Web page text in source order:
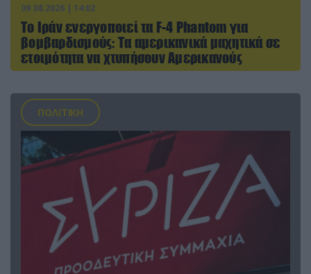
09.08.2026 | 14:02
Το Ιράν ενεργοποιεί τα F-4 Phantom για
βομβαρδισμούς: Τα αμερικανικά μαχητικά σε
ετοιμότητα να χτυπήσουν Αμερικανούς
ΠΟΛΙΤΙΚΗ